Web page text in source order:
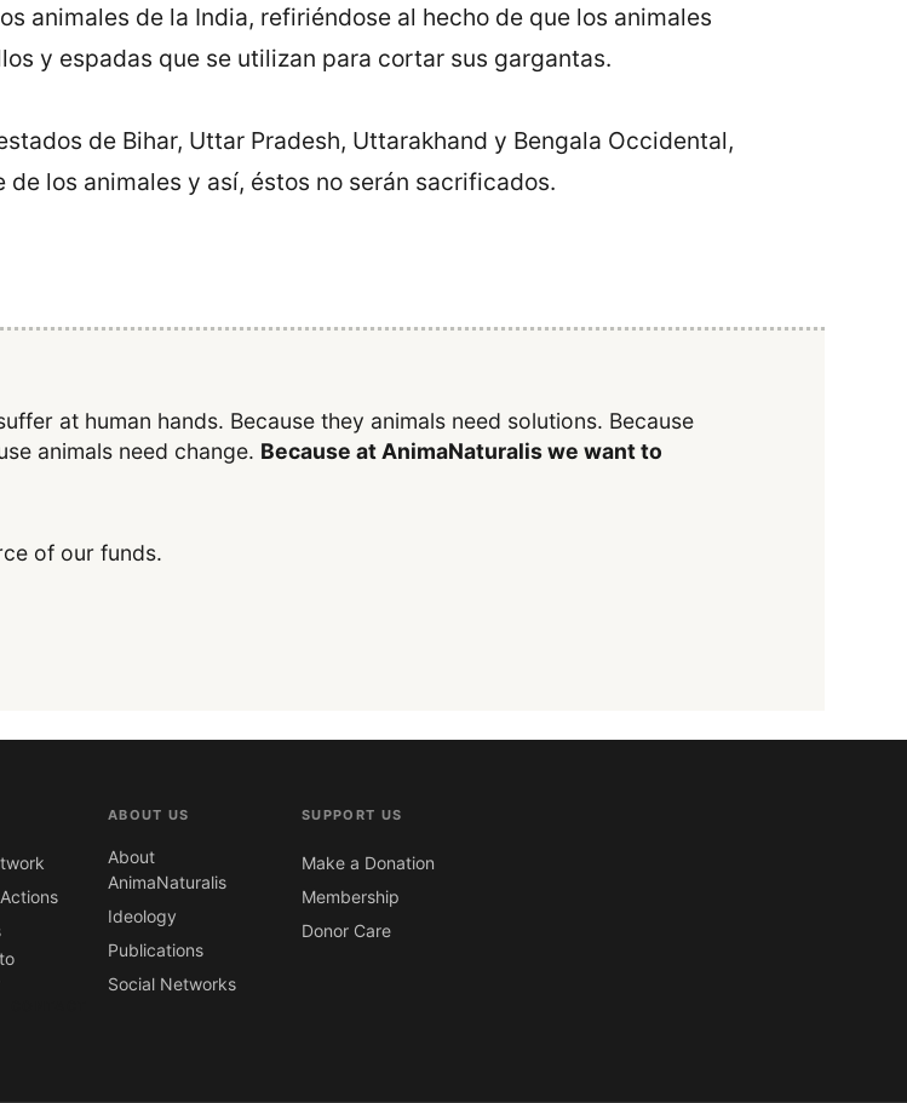
animales de la India, refiriéndose al hecho de que los animales
y espadas que se utilizan para cortar sus gargantas.
de Bihar, Uttar Pradesh, Uttarakhand y Bengala Occidental,
los animales y así, éstos no serán sacrificados.
at human hands. Because they animals need solutions. Because
animals need change. Because at AnimaNaturalis we want to
of our funds.
ABOUT US
About
AnimaNaturalis
Ideology
Publications
Social Networks
SUPPORT US
Make a Donation
Membership
Donor Care